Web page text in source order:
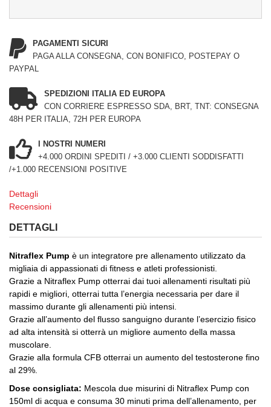
PAGAMENTI SICURI
PAGA ALLA CONSEGNA, CON BONIFICO, POSTEPAY O
PAYPAL
SPEDIZIONI ITALIA ED EUROPA
CON CORRIERE ESPRESSO SDA, BRT, TNT: CONSEGNA
48H PER ITALIA, 72H PER EUROPA
I NOSTRI NUMERI
+4.000 ORDINI SPEDITI / +3.000 CLIENTI SODDISFATTI
/+1.000 RECENSIONI POSITIVE
Dettagli
Recensioni
DETTAGLI
Nitraflex Pump è un integratore pre allenamento utilizzato da
migliaia di appassionati di fitness e atleti professionisti.
Grazie a Nitraflex Pump otterrai dai tuoi allenamenti risultati più
rapidi e migliori, otterrai tutta l’energia necessaria per dare il
massimo durante gli allenamenti più intensi.
Grazie all’aumento del flusso sanguigno durante l’esercizio fisico
ad alta intensità si otterrà un migliore aumento della massa
muscolare.
Grazie alla formula CFB otterrai un aumento del testosterone fino
al 29%.
Dose consigliata: Mescola due misurini di Nitraflex Pump con
150ml di acqua e consuma 30 minuti prima dell’allenamento, per